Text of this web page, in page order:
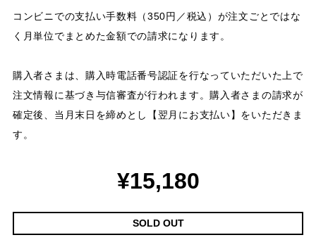
コンビニでの支払い手数料（350円／税込）が注文ごとではな
く月単位でまとめた金額での請求になります。
購入者さまは、購入時電話番号認証を行なっていただいた上で
注文情報に基づき与信審査が行われます。購入者さまの請求が
確定後、当月末日を締めとし【翌月にお支払い】をいただきま
す。
¥15,180
SOLD OUT